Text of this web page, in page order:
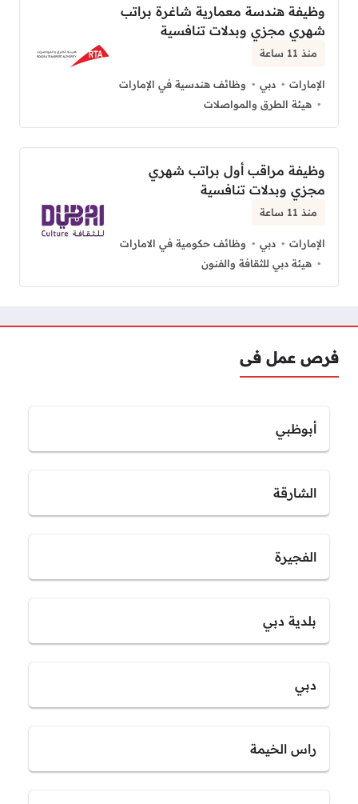
وظيفة هندسة معمارية شاغرة براتب
شهري مجزي وبدلات تنافسية
منذ 11 ساعة
الإمارات دبي
وظائف هندسية في الإمارات
هيئة الطرق والمواصلات
وظيفة مراقب أول براتب شهري
مجزي وبدلات تنافسية
منذ 11 ساعة
الإمارات دبي
وظائف حكومية في الامارات
هيئة دبي للثقافة والفنون
فرص عمل فى
أبوظبي
الشارقة
الفجيرة
بلدية دبي
دبي
راس الخيمة